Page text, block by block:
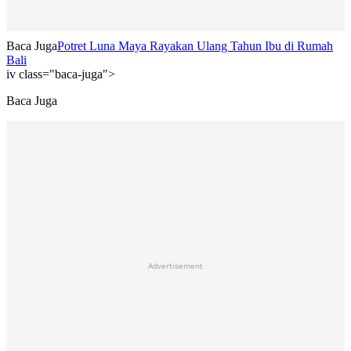
Baca JugaPotret Luna Maya Rayakan Ulang Tahun Ibu di Rumah
Bali
iv class="baca-juga">
Baca Juga
Advertisement